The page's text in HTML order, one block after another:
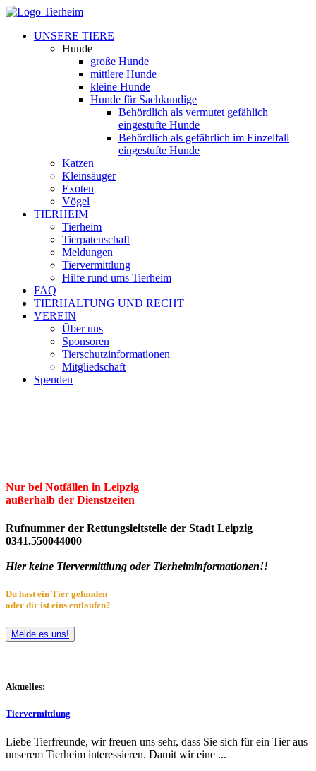
UNSERE TIERE
Hunde
große Hunde
mittlere Hunde
kleine Hunde
Hunde für Sachkundige
Behördlich als vermutet gefählich
eingestufte Hunde
Behördlich als gefährlich im Einzelfall
eingestufte Hunde
Katzen
Kleinsäuger
Exoten
Vögel
TIERHEIM
Tierheim
Tierpatenschaft
Meldungen
Tiervermittlung
Hilfe rund ums Tierheim
FAQ
TIERHALTUNG UND RECHT
VEREIN
Über uns
Sponsoren
Tierschutzinformationen
Mitgliedschaft
Spenden
Nur bei Notfällen in Leipzig
außerhalb der Dienstzeiten
Rufnummer der Rettungsleitstelle der Stadt Leipzig
0341.550044000
Hier keine Tiervermittlung oder Tierheiminformationen!!
Du hast ein Tier gefunden
oder dir ist eins entlaufen?
Melde es uns!
Aktuelles:
Tiervermittlung
Liebe Tierfreunde, wir freuen uns sehr, dass Sie sich für ein Tier aus
unserem Tierheim interessieren. Damit wir eine ...